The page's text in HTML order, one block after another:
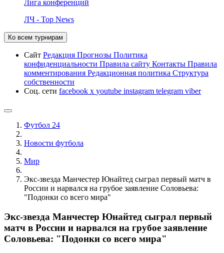
Лига конференций
ЛЧ - Top News
Ко всем турнирам
Сайт Редакция Прогнозы Политика
конфиденциальности Правила сайту Контакты Правила
комментирования Редакционная политика Структура
собственности
Соц. сети facebook x youtube instagram telegram viber
Футбол 24
Новости футбола
Мир
Экс-звезда Манчестер Юнайтед сыграл первый матч в
России и нарвался на грубое заявление Соловьева:
"Подонки со всего мира"
Экс-звезда Манчестер Юнайтед сыграл первый
матч в России и нарвался на грубое заявление
Соловьева: "Подонки со всего мира"